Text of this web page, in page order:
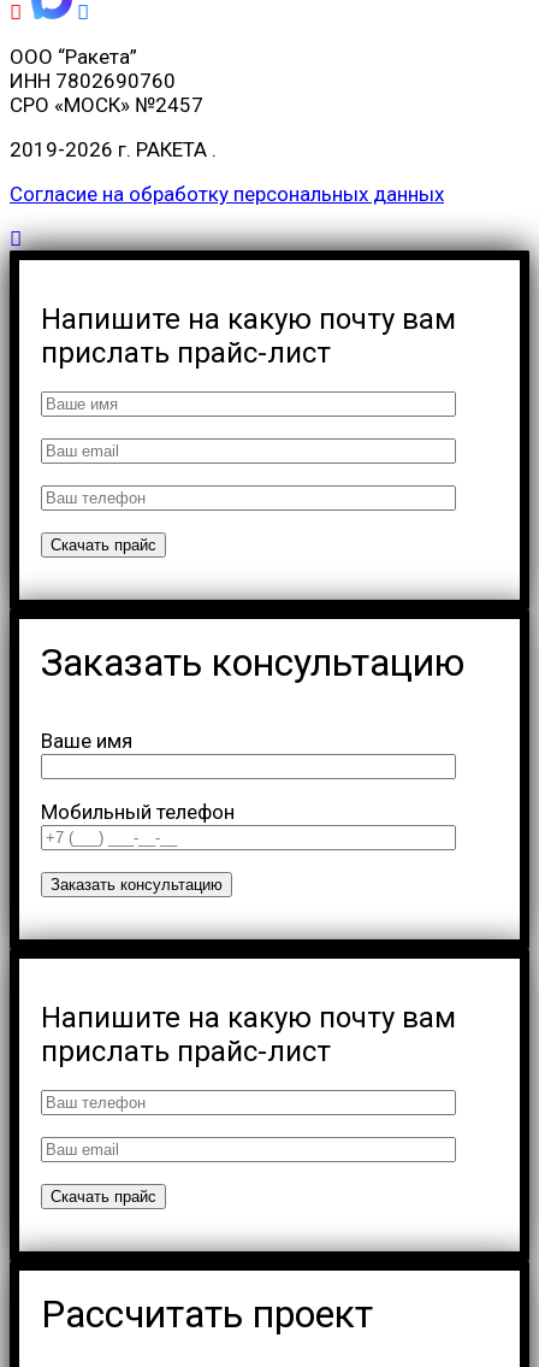
ООО “Ракета”
ИНН 7802690760
СРО «МОСК» №2457
2019-2026 г. РАКЕТА .
Согласие на обработку персональных данных
Напишите на какую почту вам
прислать прайс-лист
Заказать консультацию
Ваше имя
Мобильный телефон
Напишите на какую почту вам
прислать прайс-лист
Рассчитать проект